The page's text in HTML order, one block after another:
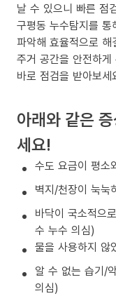
날 수 있으니 빠른 점
구평동 누수탐지를
파악해 효율적으로 해
주거 공간을 안전하
바로 점검을 받아보세
아래와 같은
세요!
수도 요금이 평소
벽지/천장이 눅눅
바닥이 국소적으
수 누수 의심)
물을 사용하지 않
알 수 없는 습기/
의심)